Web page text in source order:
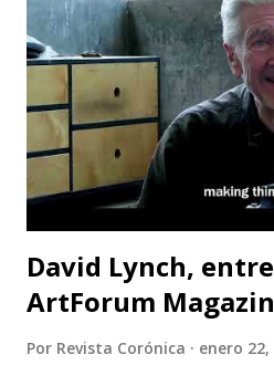
educado-, pero no cabe duda de
de veces más de lo que debí
bien. Dícese que sólo uno de
lee libros pero hasta este
exagerado. Escasa¬mente habrá
con sabiduría o pleni...
David Lynch,
ArtForum
Por Revista Corónica enero 22,